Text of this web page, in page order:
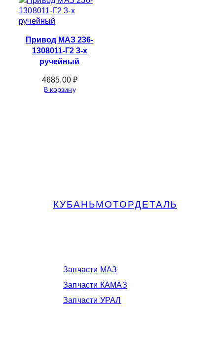
Привод МАЗ 236-
1308011-Г2 3-х
ручейный
4685,00₽
В корзину
КУБАНЬМОТОРДЕТАЛЬ
Запчасти МАЗ
Запчасти КАМАЗ
Запчасти УРАЛ